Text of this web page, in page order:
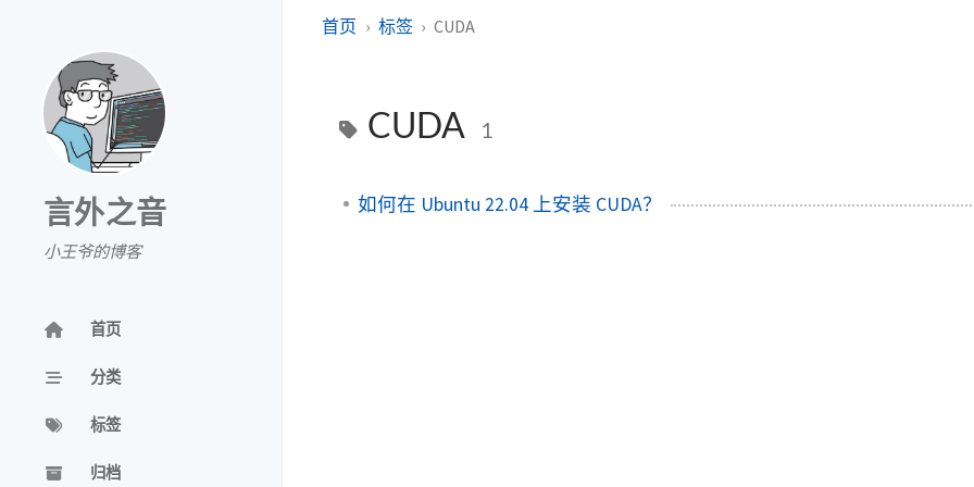
言外之音
小王爷的博客
首页
分类
标签
归档
首页 标签 CUDA
CUDA 1
如何在 Ubuntu 22.04 上安装 CUDA？